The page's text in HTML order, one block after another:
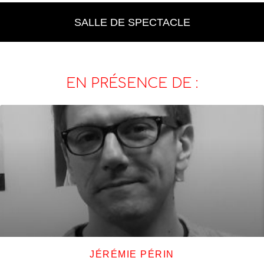
SALLE DE SPECTACLE
EN PRÉSENCE DE :
JÉRÉMIE PÉRIN